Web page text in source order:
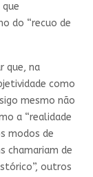
do “recuo de
que, na
como
mesmo não
a “realidade
modos de
chamariam de
outros